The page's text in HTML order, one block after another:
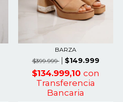
BARZA
$399.999
$149.999
$134.999,10 con
Transferencia
Bancaria